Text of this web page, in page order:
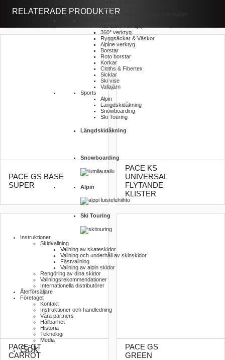
Paket
Skin ski care & rengöringsprodukter
360° verktyg
Ryggsäckar & Väskor
Alpine verktyg
Borstar
Roto borstar
Korkar
Cloths & Fibertex
Sicklar
Ski vise
Vallajärn
Sports
Alpin
Längdskidåkning
Snowboarding
Ski Touring
Längdskidåkning
Snowboarding
Alpin
Ski Touring
Instruktioner
Skidvallning
Vallning av skateskidor
Vallning och underhåll av skinskidor
Fästvallning
Vallning av alpin skidor
Rengöring av dina skidor
Vallnings­rekommendationer
Internationella distributörer
Återförsäljare
Företaget
Kontakt
Instruktioner och handledning
Våra partners
Hållbarhet
Historia
Teknologi
Media
Sök
RELATERADE PRODUKTER
PACE GS BASE
SUPER
PACE KS
UNIVERSAL
FLYTANDE
KLISTER
PACE GT
CARROT
PACE GS
GREEN